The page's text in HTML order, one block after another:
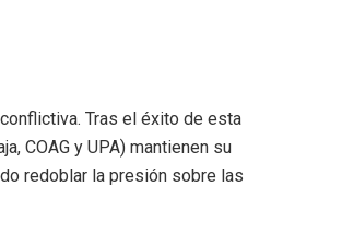
Tras el éxito de esta
COAG y UPA) mantienen su
redoblar la presión sobre las